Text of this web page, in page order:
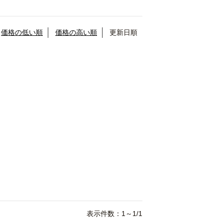
価格の低い順 価格の高い順 更新日順
表示件数：1～1/1